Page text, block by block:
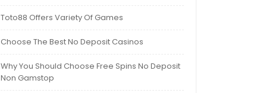
Toto88 Offers Variety Of Games
Choose The Best No Deposit Casinos
Why You Should Choose Free Spins No Deposit
Non Gamstop